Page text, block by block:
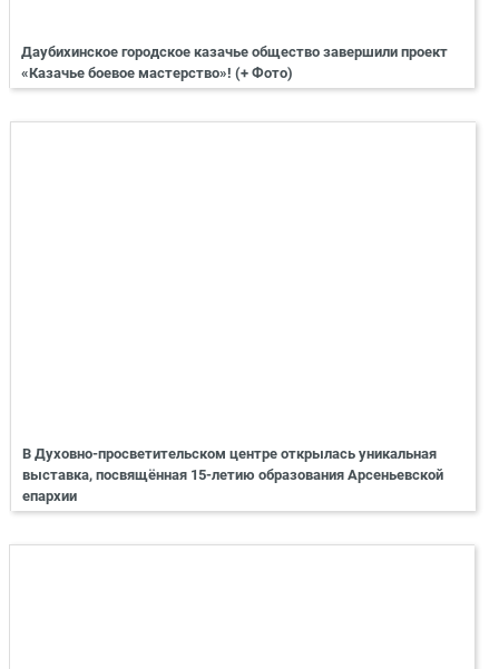
Даубихинское городское казачье общество завершили проект
«Казачье боевое мастерство»! (+ Фото)
В Духовно-просветительском центре открылась уникальная
выставка, посвящённая 15-летию образования Арсеньевской
епархии